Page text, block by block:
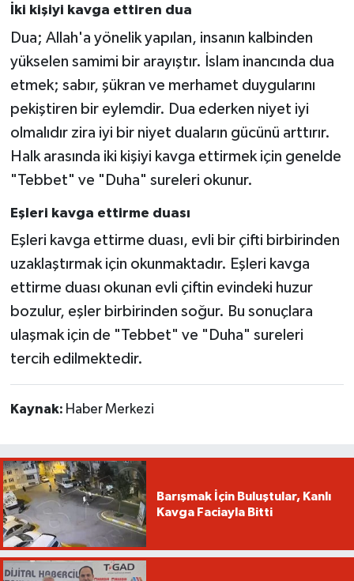
İki kişiyi kavga ettiren dua
Dua; Allah'a yönelik yapılan, insanın kalbinden
yükselen samimi bir arayıştır. İslam inancında dua
etmek; sabır, şükran ve merhamet duygularını
pekiştiren bir eylemdir. Dua ederken niyet iyi
olmalıdır zira iyi bir niyet duaların gücünü arttırır.
Halk arasında iki kişiyi kavga ettirmek için genelde
"Tebbet" ve "Duha" sureleri okunur.
Eşleri kavga ettirme duası
Eşleri kavga ettirme duası, evli bir çifti birbirinden
uzaklaştırmak için okunmaktadır. Eşleri kavga
ettirme duası okunan evli çiftin evindeki huzur
bozulur, eşler birbirinden soğur. Bu sonuçlara
ulaşmak için de "Tebbet" ve "Duha" sureleri
tercih edilmektedir.
Kaynak: Haber Merkezi
Barışmak İçin Buluştular, Kanlı
Kavga Faciayla Bitti